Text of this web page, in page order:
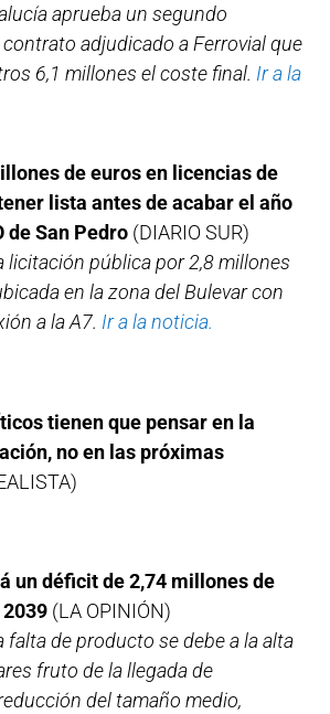
aprueba un segundo
adjudicado a Ferrovial que
6,1 millones el coste final. Ir a la
de euros en licencias de
lista antes de acabar el año
de San Pedro (DIARIO SUR)
licitación pública por 2,8 millones
en la zona del Bulevar con
a la A7. Ir a la noticia.
tienen que pensar en la
no en las próximas
un déficit de 2,74 millones de
(LA OPINIÓN)
falta de producto se debe a la alta
fruto de la llegada de
del tamaño medio,